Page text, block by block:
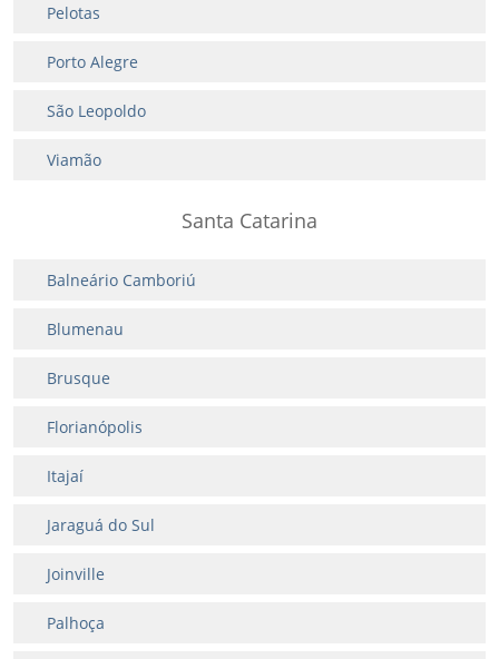
Pelotas
Porto Alegre
São Leopoldo
Viamão
Santa Catarina
Balneário Camboriú
Blumenau
Brusque
Florianópolis
Itajaí
Jaraguá do Sul
Joinville
Palhoça